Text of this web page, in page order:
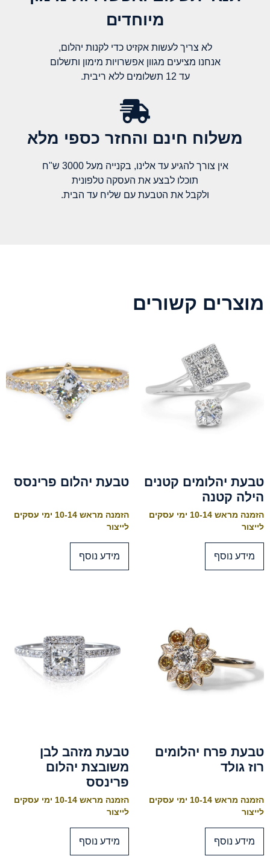
מיוחדים
לא צריך לעשות אקזיט כדי לקנות יהלום,
אנחנו מציעים מגוון אפשרויות מימון ותשלום
עד 12 תשלומים ללא ריבית.
משלוח חינם והחזר כספי מלא​
אין צורך להגיע עד אלינו, בקנייה מעל 3000 ש"ח
תוכלו לבצע את העסקה טלפונית
ולקבל את הטבעת עם שליח עד הבית.
מוצרים קשורים
טבעת יהלומים קטנים
הילה קטנה
הזמנה מראש 10-14 ימי עסקים
לייצור
מידע נוסף
טבעת יהלום פרינסס
הזמנה מראש 10-14 ימי עסקים
לייצור
מידע נוסף
טבעת פרח יהלומים
רוז גולד
הזמנה מראש 10-14 ימי עסקים
לייצור
מידע נוסף
טבעת מזהב לבן
משובצת יהלום
פרינסס
הזמנה מראש 10-14 ימי עסקים
לייצור
מידע נוסף